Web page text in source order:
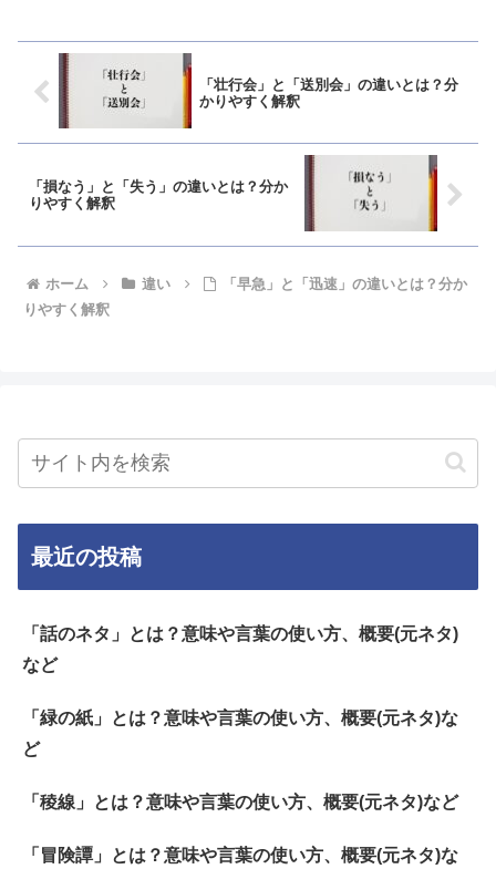
「壮行会」と「送別会」の違いとは？分
かりやすく解釈
「損なう」と「失う」の違いとは？分か
りやすく解釈
ホーム 違い
「早急」と「迅速」の違いとは？分か
りやすく解釈
最近の投稿
「話のネタ」とは？意味や言葉の使い方、概要(元ネタ)
など
「緑の紙」とは？意味や言葉の使い方、概要(元ネタ)な
ど
「稜線」とは？意味や言葉の使い方、概要(元ネタ)など
「冒険譚」とは？意味や言葉の使い方、概要(元ネタ)な